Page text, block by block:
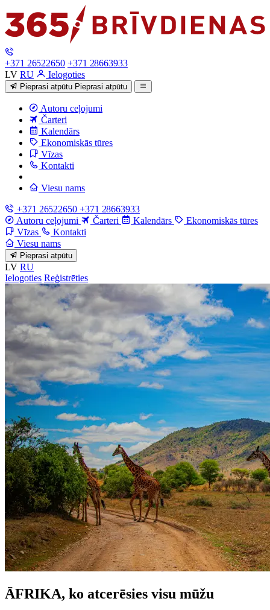
+371 26522650 +371 28663933
LV RU Ielogoties
Pieprasi atpūtu Pieprasi atpūtu
Autoru ceļojumi
Čarteri
Kalendārs
Ekonomiskās tūres
Vīzas
Kontakti
Viesu nams
+371 26522650 +371 28663933
Autoru ceļojumi
Čarteri Kalendārs
Ekonomiskās tūres
Vīzas
Kontakti
Viesu nams
Pieprasi atpūtu
LV RU
Ielogoties Reģistrēties
ĀFRIKA, ko atcerēsies visu mūžu